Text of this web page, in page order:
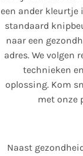
een ander kleurtje
standaard
naar een
adres. We volgen
technieken
oplossing. Kom
met onze
Naast